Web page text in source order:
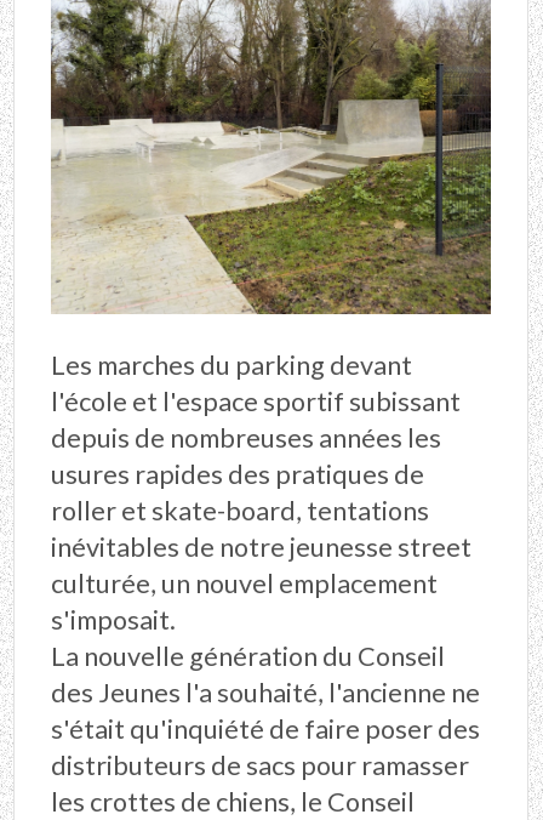
Les marches du parking devant
l'école et l'espace sportif subissant
depuis de nombreuses années les
usures rapides des pratiques de
roller et skate-board, tentations
inévitables de notre jeunesse street
culturée, un nouvel emplacement
s'imposait.
La nouvelle génération du Conseil
des Jeunes l'a souhaité, l'ancienne ne
s'était qu'inquiété de faire poser des
distributeurs de sacs pour ramasser
les crottes de chiens, le Conseil